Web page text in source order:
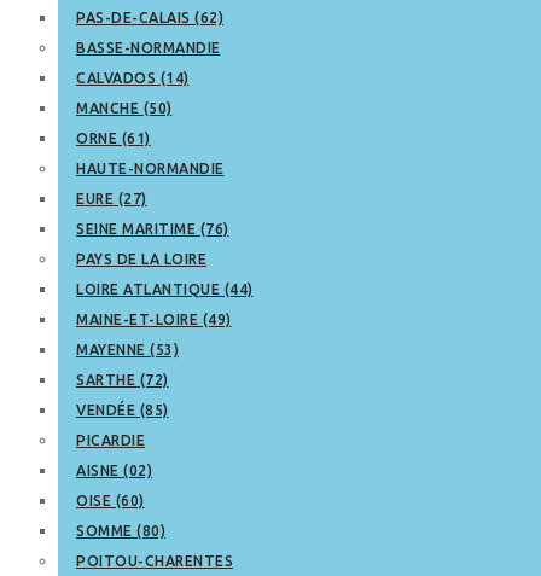
PAS-DE-CALAIS (62)
BASSE-NORMANDIE
CALVADOS (14)
MANCHE (50)
ORNE (61)
HAUTE-NORMANDIE
EURE (27)
SEINE MARITIME (76)
PAYS DE LA LOIRE
LOIRE ATLANTIQUE (44)
MAINE-ET-LOIRE (49)
MAYENNE (53)
SARTHE (72)
VENDÉE (85)
PICARDIE
AISNE (02)
OISE (60)
SOMME (80)
POITOU-CHARENTES